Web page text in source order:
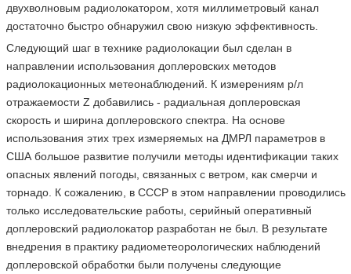
двухволновым радиолокатором, хотя миллиметровый канал
достаточно быстро обнаружил свою низкую эффективность.
Следующий шаг в технике радиолокации был сделан в
направлении использования доплеровских методов
радиолокационных метеонаблюдений. К измерениям р/л
отражаемости Z добавились - радиальная доплеровская
скорость и ширина доплеровского спектра. На основе
использования этих трех измеряемых на ДМРЛ параметров в
США большое развитие получили методы идентификации таких
опасных явлений погоды, связанных с ветром, как смерчи и
торнадо. К сожалению, в СССР в этом направлении проводились
только исследовательские работы, серийный оперативный
доплеровский радиолокатор разработан не был. В результате
внедрения в практику радиометеорологических наблюдений
доплеровской обработки были получены следующие